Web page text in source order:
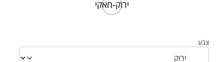
ירוק-חאקי
צבע